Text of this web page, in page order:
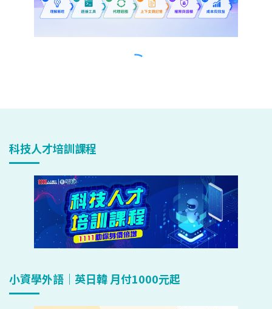
科技人才培訓課程
小資學外語｜英日韓 月付1000元起